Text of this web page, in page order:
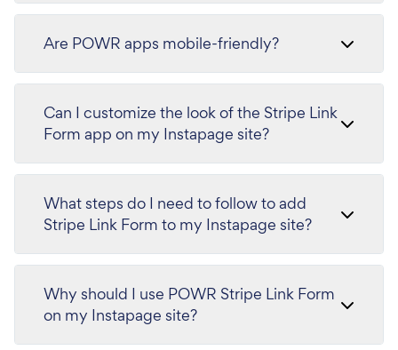
Are POWR apps mobile-friendly?
Can I customize the look of the Stripe Link
Form app on my Instapage site?
What steps do I need to follow to add
Stripe Link Form to my Instapage site?
Why should I use POWR Stripe Link Form
on my Instapage site?